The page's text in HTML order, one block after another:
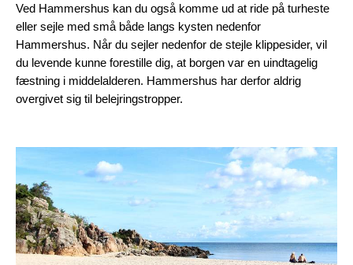
Ved Hammershus kan du også komme ud at ride på turheste
eller sejle med små både langs kysten nedenfor
Hammershus. Når du sejler nedenfor de stejle klippesider, vil
du levende kunne forestille dig, at borgen var en uindtagelig
fæstning i middelalderen. Hammershus har derfor aldrig
overgivet sig til belejringstropper.